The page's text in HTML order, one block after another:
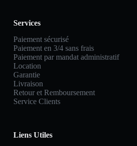
Services
Paiement sécurisé
Paiement en 3/4 sans frais
Paiement par mandat administratif
Location
Garantie
Livraison
Retour et Remboursement
Service Clients
Liens Utiles